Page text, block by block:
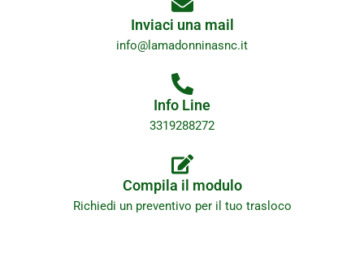
Inviaci una mail
info@lamadonninasnc.it
Info Line
3319288272
Compila il modulo
Richiedi un preventivo per il tuo trasloco